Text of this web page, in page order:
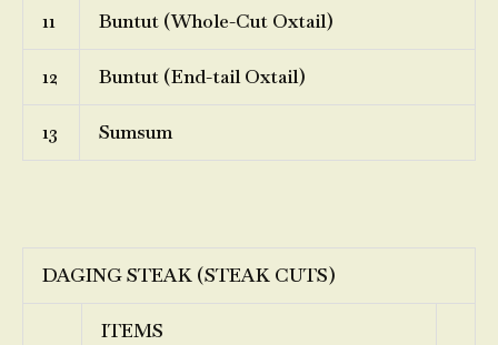
11 Buntut (Whole-Cut Oxtail)
12 Buntut (End-tail Oxtail)
13 Sumsum
DAGING STEAK (STEAK CUTS)
ITEMS